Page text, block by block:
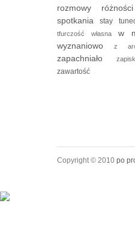
rozmowy
spotkaniastay
tfurczość własna w
wyznaniowoz
zapachniało
zawartość
Copyright © 2010 po